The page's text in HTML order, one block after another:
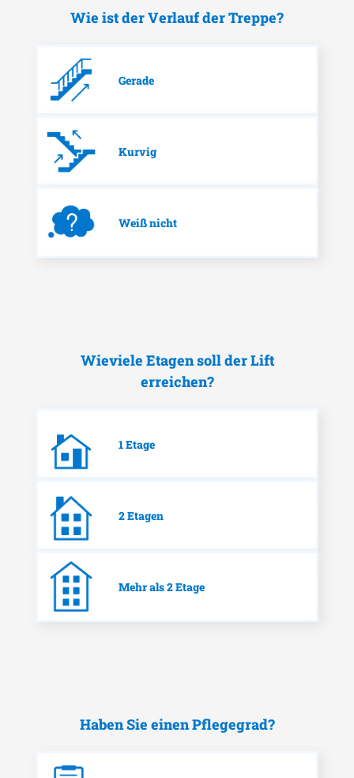
Wie ist der Verlauf der Treppe?
Gerade
Kurvig
Weiß nicht
Wieviele Etagen soll der Lift
erreichen?
1 Etage
2 Etagen
Mehr als 2 Etage
Haben Sie einen Pflegegrad?